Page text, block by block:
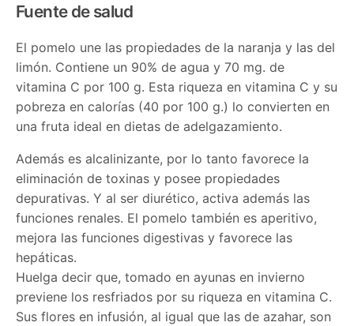
Fuente de salud
El pomelo une las propiedades de la naranja y las del
limón. Contiene un 90% de agua y 70 mg. de
vitamina C por 100 g. Esta riqueza en vitamina C y su
pobreza en calorías (40 por 100 g.) lo convierten en
una fruta ideal en dietas de adelgazamiento.
Además es alcalinizante, por lo tanto favorece la
eliminación de toxinas y posee propiedades
depurativas. Y al ser diurético, activa además las
funciones renales. El pomelo también es aperitivo,
mejora las funciones digestivas y favorece las
hepáticas.
Huelga decir que, tomado en ayunas en invierno
previene los resfriados por su riqueza en vitamina C.
Sus flores en infusión, al igual que las de azahar, son